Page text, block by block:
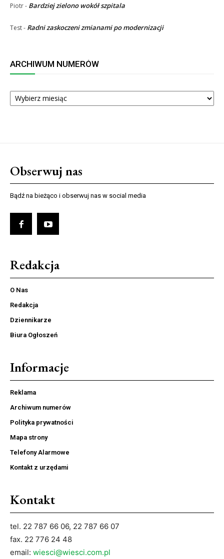
Piotr- Bardziej zielono wokół szpitala
Test- Radni zaskoczeni zmianami po modernizacji
ARCHIWUM NUMERÓW
ARCHIWUM
NUMERÓW
Obserwuj nas
Bądź na bieżąco i obserwuj nas w social media
Redakcja
O Nas
Redakcja
Dziennikarze
Biura Ogłoszeń
Informacje
Reklama
Archiwum numerów
Polityka prywatności
Mapa strony
Telefony Alarmowe
Kontakt z urzędami
Kontakt
tel. 22 787 66 06, 22 787 66 07
fax. 22 776 24 48
email: wiesci@wiesci.com.pl